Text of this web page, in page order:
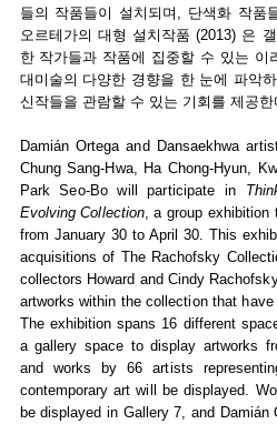
들의 작품들이 설치되며, 단색화 작품
오르테가의 대형 설치작품 (2013) 은
한 작가들과 작품에 집중할 수 있는 이
대미술의 다양한 경향을 한 눈에 파악
신작들을 관람할 수 있는 기회를 제공한
Damián Ortega and Dansaekhwa
Chung Sang-Hwa, Ha Chong-Hyun,
Park Seo-Bo will participate in
Evolving Collection, a group exhibition
from January 30 to April 30. This
acquisitions of The Rachofsky
collectors Howard and Cindy
artworks within the collection that have
The exhibition spans 16 different
a gallery space to display artworks
and works by 66 artists
contemporary art will be displayed.
be displayed in Gallery 7, and Damián